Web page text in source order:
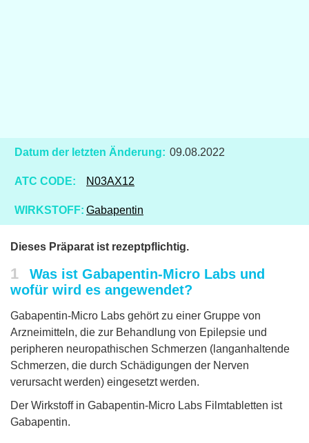
Datum der letzten Änderung: 09.08.2022
ATC CODE: N03AX12
WIRKSTOFF: Gabapentin
Dieses Präparat ist rezeptpflichtig.
1
Was ist Gabapentin-Micro Labs und
wofür wird es angewendet?
Gabapentin-Micro Labs gehört zu einer Gruppe von
Arzneimitteln, die zur Behandlung von Epilepsie und
peripheren neuropathischen Schmerzen (langanhaltende
Schmerzen, die durch Schädigungen der Nerven
verursacht werden) eingesetzt werden.
Der Wirkstoff in Gabapentin-Micro Labs Filmtabletten ist
Gabapentin.